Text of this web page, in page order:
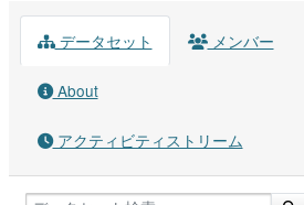
データセット メンバー
About
アクティビティストリーム